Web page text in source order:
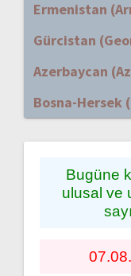
Ermenistan
Gürcistan
Azerbaycan
Bosna-Hersek
Bugüne
ulusal ve